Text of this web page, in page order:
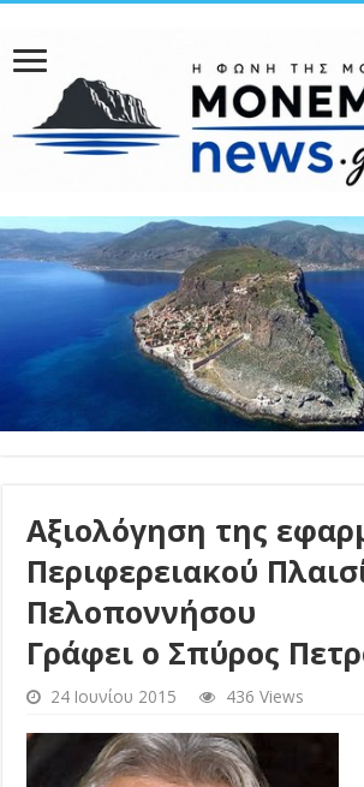
Αξιολόγηση της
Περιφερειακού
Πελοποννήσου
Γράφει ο Σπύρος
24 Ιουνίου 2015 436 Views